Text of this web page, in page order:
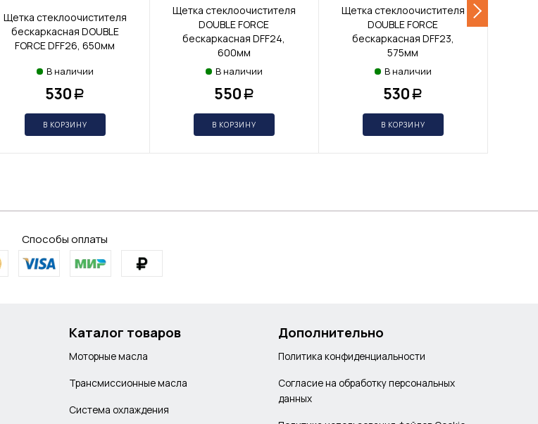
Щетка стеклоочистителя
бескаркасная DOUBLE
FORCE DFF26, 650мм
В наличии
530 Р
В КОРЗИНУ
Щетка стеклоочистителя
DOUBLE FORCE
бескаркасная DFF24,
600мм
В наличии
550 Р
В КОРЗИНУ
Щетка стеклоочистителя
DOUBLE FORCE
бескаркасная DFF23,
575мм
В наличии
530 Р
В КОРЗИНУ
Способы оплаты
Каталог товаров
Моторные масла
Трансмиссионные масла
Система охлаждения
Дополнительно
Политика конфиденциальности
Согласие на обработку персональных
данных